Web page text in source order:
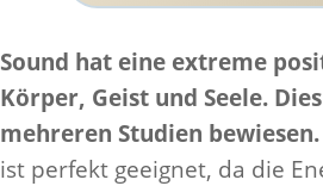
Sound hat eine extreme
Körper, Geist und Seele.
mehreren Stu­dien bewiesen.
ist per­fekt geeignet, da die